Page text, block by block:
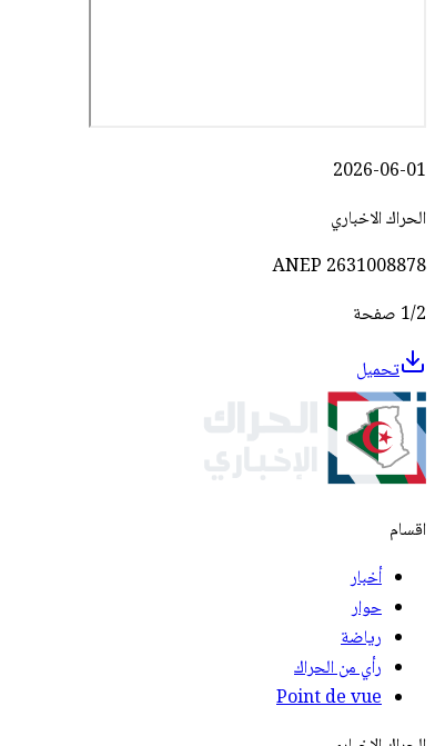
2026-06-01
الحراك الاخباري
ANEP 2631008878
1/2 صفحة
تحميل
اقسام
أخبار
حوار
رياضة
رأي من الحراك
Point de vue